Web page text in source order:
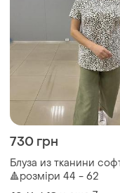
730 грн
Блуза из тканини
🔺розміри 44 - 62